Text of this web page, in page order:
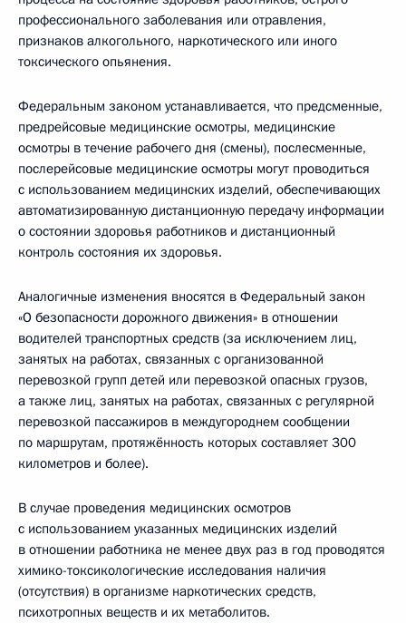
профессионального заболевания или отравления,
признаков алкогольного, наркотического или иного
токсического опьянения.
Федеральным законом устанавливается, что предсменные,
предрейсовые медицинские осмотры, медицинские
осмотры в течение рабочего дня (смены), послесменные,
послерейсовые медицинские осмотры могут проводиться
с использованием медицинских изделий, обеспечивающих
автоматизированную дистанционную передачу информации
о состоянии здоровья работников и дистанционный
контроль состояния их здоровья.
Аналогичные изменения вносятся в Федеральный закон
«О безопасности дорожного движения» в отношении
водителей транспортных средств (за исключением лиц,
занятых на работах, связанных с организованной
перевозкой групп детей или перевозкой опасных грузов,
а также лиц, занятых на работах, связанных с регулярной
перевозкой пассажиров в междугороднем сообщении
по маршрутам, протяжённость которых составляет 300
километров и более).
В случае проведения медицинских осмотров
с использованием указанных медицинских изделий
в отношении работника не менее двух раз в год проводятся
химико-токсикологические исследования наличия
(отсутствия) в организме наркотических средств,
психотропных веществ и их метаболитов.